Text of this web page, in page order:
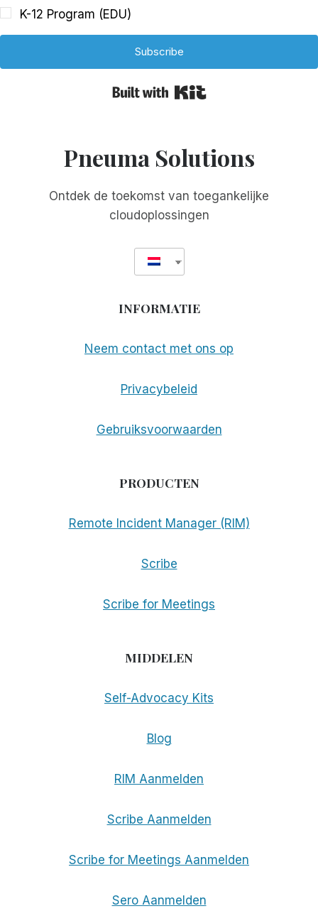
K-12 Program (EDU)
Subscribe
Pneuma Solutions
Ontdek de toekomst van toegankelijke
cloudoplossingen
INFORMATIE
Neem contact met ons op
Privacybeleid
Gebruiksvoorwaarden
PRODUCTEN
Remote Incident Manager (RIM)
Scribe
Scribe for Meetings
MIDDELEN
Self-Advocacy Kits
Blog
RIM Aanmelden
Scribe Aanmelden
Scribe for Meetings Aanmelden
Sero Aanmelden